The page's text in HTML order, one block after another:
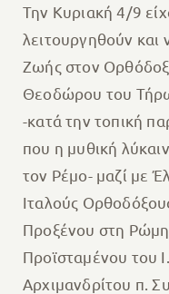
Την Κυριακή 4/9
λειτουργηθούν και
Ζωής στον
Θεοδώρου του
-κατά την τοπική
που η μυθική
τον Ρέμο- μαζί με
Ιταλούς
Προξένου στη Ρώμη
Προϊσταμένου του
Αρχιμανδρίτου π.